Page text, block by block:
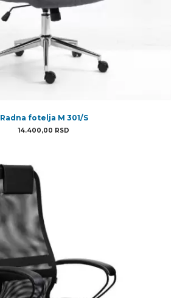
Radna fotelja M 301/S
14.400,00 RSD